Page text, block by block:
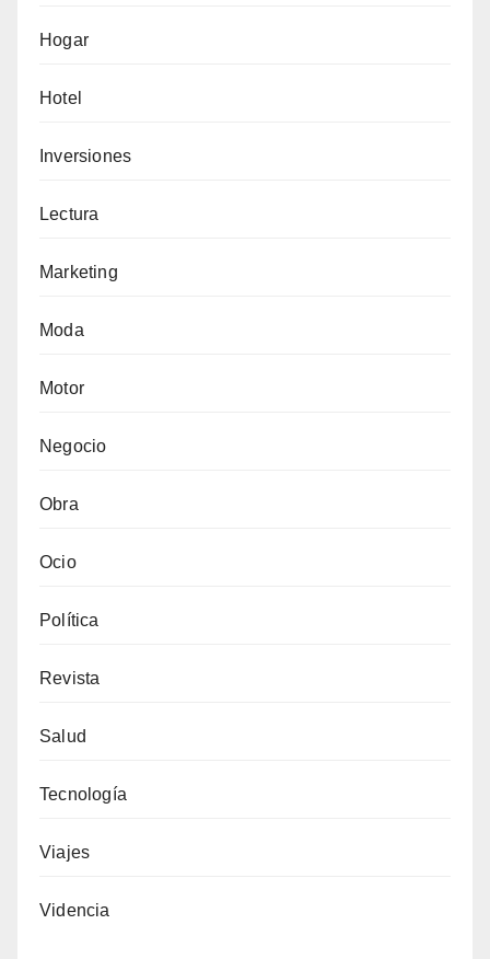
Hogar
Hotel
Inversiones
Lectura
Marketing
Moda
Motor
Negocio
Obra
Ocio
Política
Revista
Salud
Tecnología
Viajes
Videncia